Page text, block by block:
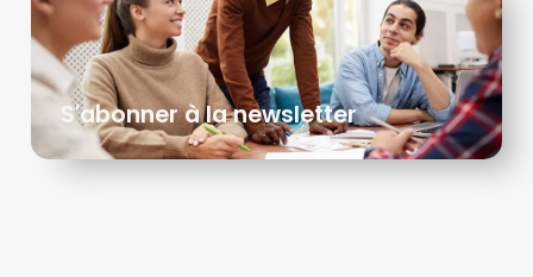
S'abonner à la newsletter